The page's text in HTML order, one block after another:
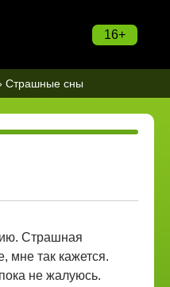
16+
Страшные сны
Страшная
мне так кажется.
не жалуюсь.